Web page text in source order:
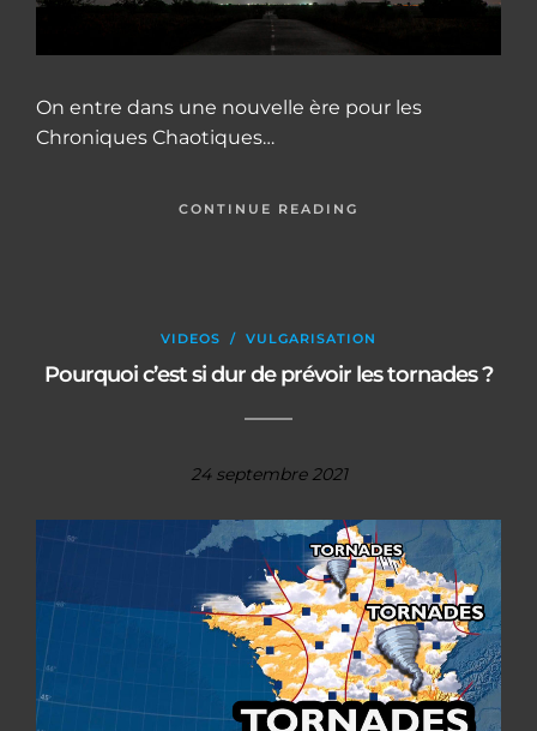
On entre dans une nouvelle ère pour les
Chroniques Chaotiques…
CONTINUE READING
VIDEOS / VULGARISATION
Pourquoi c’est si dur de prévoir les tornades ?
24 septembre 2021